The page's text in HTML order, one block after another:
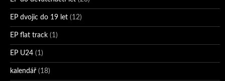
EP dvojic do 19 let (12)
EP flat track (1)
EP U24 (1)
kalendář (18)